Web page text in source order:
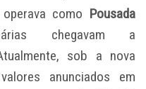
como Pousada
chegavam a
sob a nova
anunciados em